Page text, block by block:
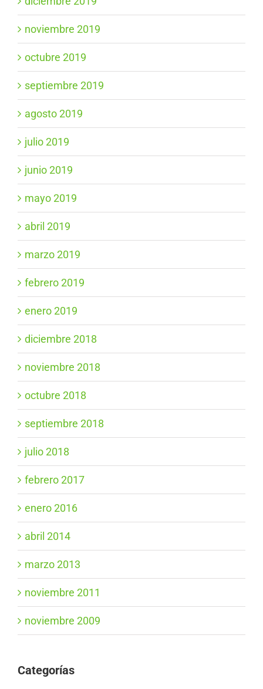
noviembre 2019
octubre 2019
septiembre 2019
agosto 2019
julio 2019
junio 2019
mayo 2019
abril 2019
marzo 2019
febrero 2019
enero 2019
diciembre 2018
noviembre 2018
octubre 2018
septiembre 2018
julio 2018
febrero 2017
enero 2016
abril 2014
marzo 2013
noviembre 2011
noviembre 2009
Categorías